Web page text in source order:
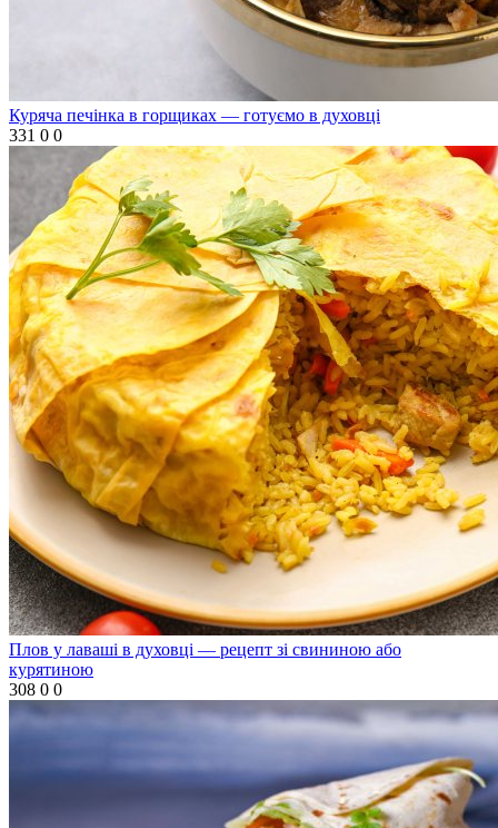
Куряча печінка в горщиках — готуємо в духовці
331 0 0
Плов у лаваші в духовці — рецепт зі свининою або
курятиною
308 0 0